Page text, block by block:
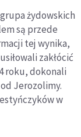
żydowskich
są przede
tej wynika,
zakłócić
roku, dokonali
Jerozolimy.
w